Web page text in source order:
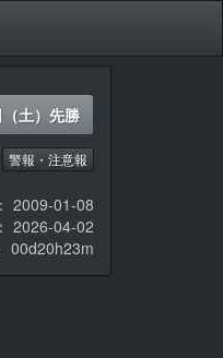
土）先勝
警報・注意報
2009-01-08
2026-04-02
00d20h23m